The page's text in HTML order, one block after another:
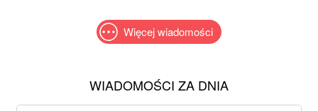
Więcej wiadomości
WIADOMOŚCI ZA DNIA